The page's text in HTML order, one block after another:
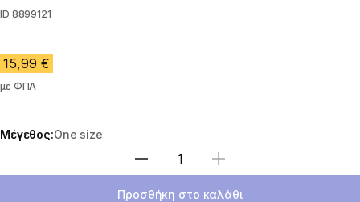
ID 8899121
15,99 €
με ΦΠΑ
Μέγεθος:One size
Επιλέξτε ποσότητα
Προσθήκη στο καλάθι